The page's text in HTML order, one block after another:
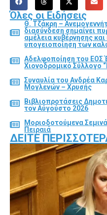
Όλες οι Ειδήσεις
Θ. Τζάκρη –
διασύνδεση σημαίνει
αμέλεια κυβέρνησης
υπογειοποίηση των
Αδελφοποίηση του ΕΟΣ
Χιονοδρομικό Σύλλογο
Συναυλία του Ανδρέα
Μογλενών – Χρυσής
Βιβλιοπροτάσεις
τον Αύγούστο 2026
Μοριοδοτούμενα
Πειραιά
ΔΕΊΤΕ